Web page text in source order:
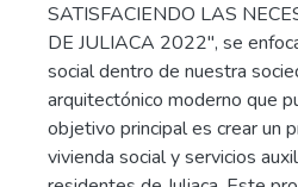
SATISFACIENDO LAS
DE JULIACA 2022", se
social dentro de nuestra
arquitectónico moderno que
objetivo principal es crear un
vivienda social y servicios